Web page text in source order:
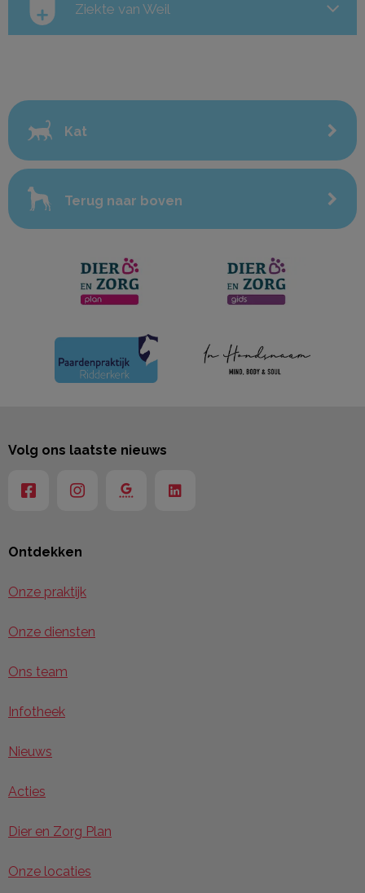
Ziekte van Weil
Kat
Terug naar boven
Ontdekken
Onze praktijk
Onze diensten
Ons team
Infotheek
Nieuws
Acties
Dier en Zorg Plan
Onze locaties
Volg ons laatste nieuws